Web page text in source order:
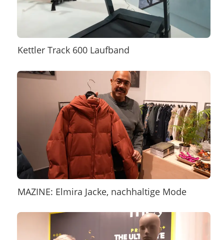
Kettler Track 600 Laufband
MAZINE: Elmira Jacke, nachhaltige Mode